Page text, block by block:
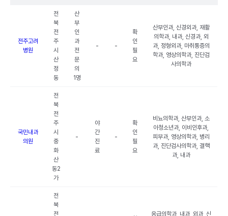
전주고려
병원
전
북
전
주
시
산
정
동
산
부
인
과
전
문
의
1명
- -
확
인
필
요
산부인과, 신경외과, 재활
의학과, 내과, 신경과, 외
과, 정형외과, 마취통증의
학과, 영상의학과, 진단검
사의학과
국민내과
의원
전
북
전
주
시
중
화
산
동2
가
-
야
간
진
료
-
확
인
필
요
비뇨의학과, 산부인과, 소
아청소년과, 이비인후과,
피부과, 영상의학과, 병리
과, 진단검사의학과, 결핵
과, 내과
전
북
전
응급의학과, 내과, 외과, 신